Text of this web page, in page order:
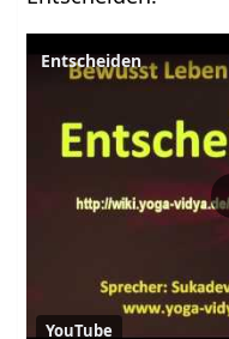
Entscheiden‏‎
YouTube